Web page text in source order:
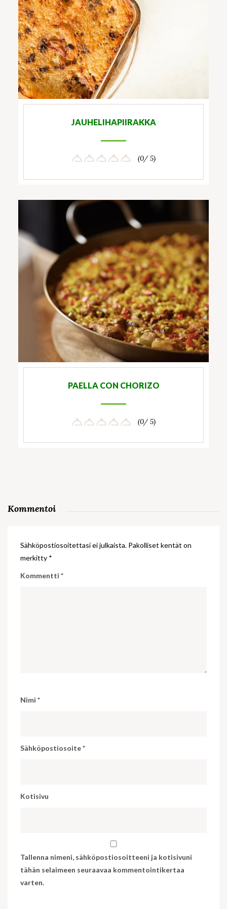
JAUHELIHAPIIRAKKA
(0/ 5)
PAELLA CON CHORIZO
(0/ 5)
Kommentoi
Sähköpostiosoitettasi ei julkaista. Pakolliset kentät on
merkitty *
Kommentti *
Nimi *
Sähköpostiosoite*
Kotisivu
Tallenna nimeni, sähköpostiosoitteeni ja kotisivuni
tähän selaimeen seuraavaa kommentointikertaa
varten.